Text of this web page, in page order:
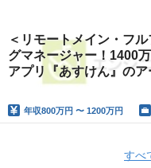
＜リモートメイン・フ
グマネージャー！1400
アプリ『あすけん』の
クタリング、新機能開
ト
年収800万円 〜 1200万円
すべ